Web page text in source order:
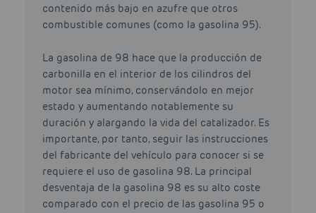
contenido más bajo en azufre que otros
combustible comunes (como la gasolina 95).
La gasolina de 98 hace que la producción de
carbonilla en el interior de los cilindros del
motor sea mínimo, conservándolo en mejor
estado y aumentando notablemente su
duración y alargando la vida del catalizador. Es
importante, por tanto, seguir las instrucciones
del fabricante del vehículo para conocer si se
requiere el uso de gasolina 98. La principal
desventaja de la gasolina 98 es su alto coste
comparado con el precio de las gasolina 95 o